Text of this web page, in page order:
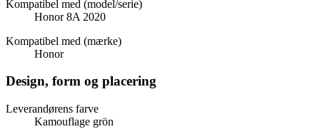
Kompatibel med (model/serie)
Honor 8A 2020
Kompatibel med (mærke)
Honor
Design, form og placering
Leverandørens farve
Kamouflage grön